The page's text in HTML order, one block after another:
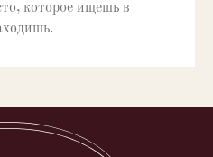
которое ищешь в
39с3
и авторский взгляд без